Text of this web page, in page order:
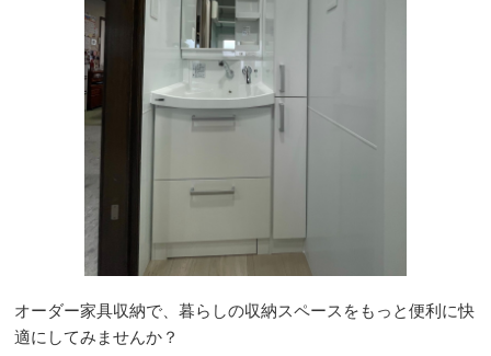
オーダー家具収納で、暮らしの収納スペースをもっと便利に快
適にしてみませんか？